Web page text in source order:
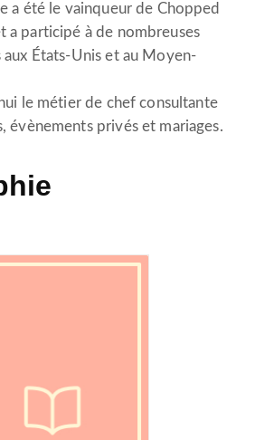
a été le vainqueur de Chopped
a participé à de nombreuses
aux États-Unis et au Moyen-
le métier de chef consultante
évènements privés et mariages.